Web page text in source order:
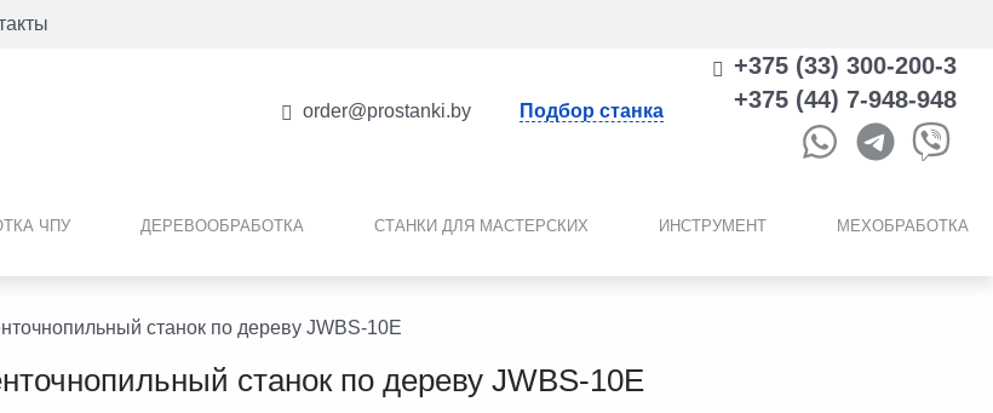
order@prostanki.by Подбор станка
+375 (33) 300-200-3
+375 (44) 7-948-948
ЧПУ ДЕРЕВООБРАБОТКА СТАНКИ ДЛЯ МАСТЕРСКИХ ИНСТРУМЕНТ МЕХОБРАБОТКА
станок по дереву JWBS-10E
станок по дереву JWBS-10E